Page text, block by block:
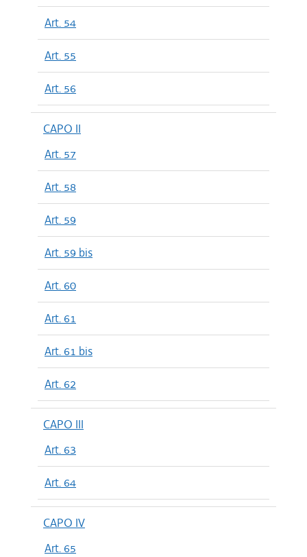
Art. 54
Art. 55
Art. 56
CAPO II
Art. 57
Art. 58
Art. 59
Art. 59 bis
Art. 60
Art. 61
Art. 61 bis
Art. 62
CAPO III
Art. 63
Art. 64
CAPO IV
Art. 65